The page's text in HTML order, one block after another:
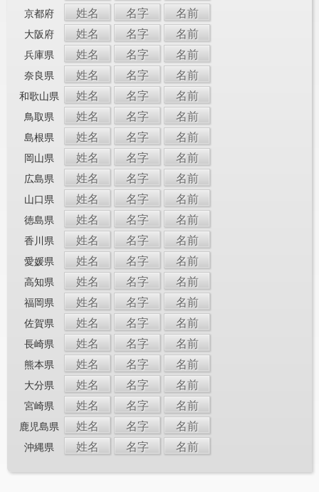
京都府 姓名 名字 名前
大阪府 姓名 名字 名前
兵庫県 姓名 名字 名前
奈良県 姓名 名字 名前
和歌山県 姓名 名字 名前
鳥取県 姓名 名字 名前
島根県 姓名 名字 名前
岡山県 姓名 名字 名前
広島県 姓名 名字 名前
山口県 姓名 名字 名前
徳島県 姓名 名字 名前
香川県 姓名 名字 名前
愛媛県 姓名 名字 名前
高知県 姓名 名字 名前
福岡県 姓名 名字 名前
佐賀県 姓名 名字 名前
長崎県 姓名 名字 名前
熊本県 姓名 名字 名前
大分県 姓名 名字 名前
宮崎県 姓名 名字 名前
鹿児島県 姓名 名字 名前
沖縄県 姓名 名字 名前